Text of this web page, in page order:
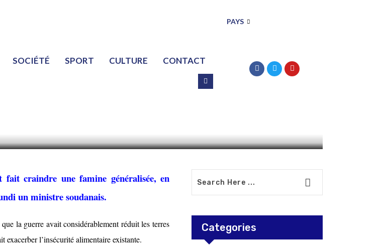
PAYS
SOCIÉTÉ SPORT CULTURE CONTACT
craindre une famine généralisée, en
un ministre soudanais.
la guerre avait considérablement réduit les terres
l’insécurité alimentaire existante.
Categories